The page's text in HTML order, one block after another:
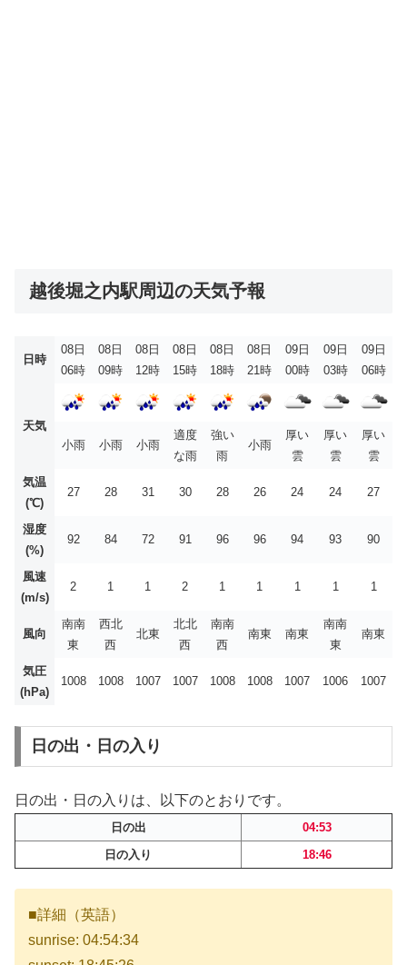
越後堀之内駅周辺の天気予報
日時
08日
06時
08日
09時
08日
12時
08日
15時
08日
18時
08日
21時
09日
00時
09日
03時
09日
06時
天気
小雨
小雨 小雨
適度
な雨
強い
雨
小雨
厚い
雲
厚い
雲
厚い
雲
気温
(℃)
27 28 31 30 28 26 24 24 27
湿度
(%)
92 84 72 91 96 96 94 93 90
風速
(m/s)
2 1 1 2 1 1 1 1 1
風向
南南
東
西北
西
北東
北北
西
南南
西
南東 南東
南南
東
南東
気圧
(hPa)
1008 1008 1007 1007 1008 1008 1007 1006 1007
日の出・日の入り
日の出・日の入りは、以下のとおりです。
日の出
04:53
日の入り
18:46
■詳細（英語）
sunrise: 04:54:34